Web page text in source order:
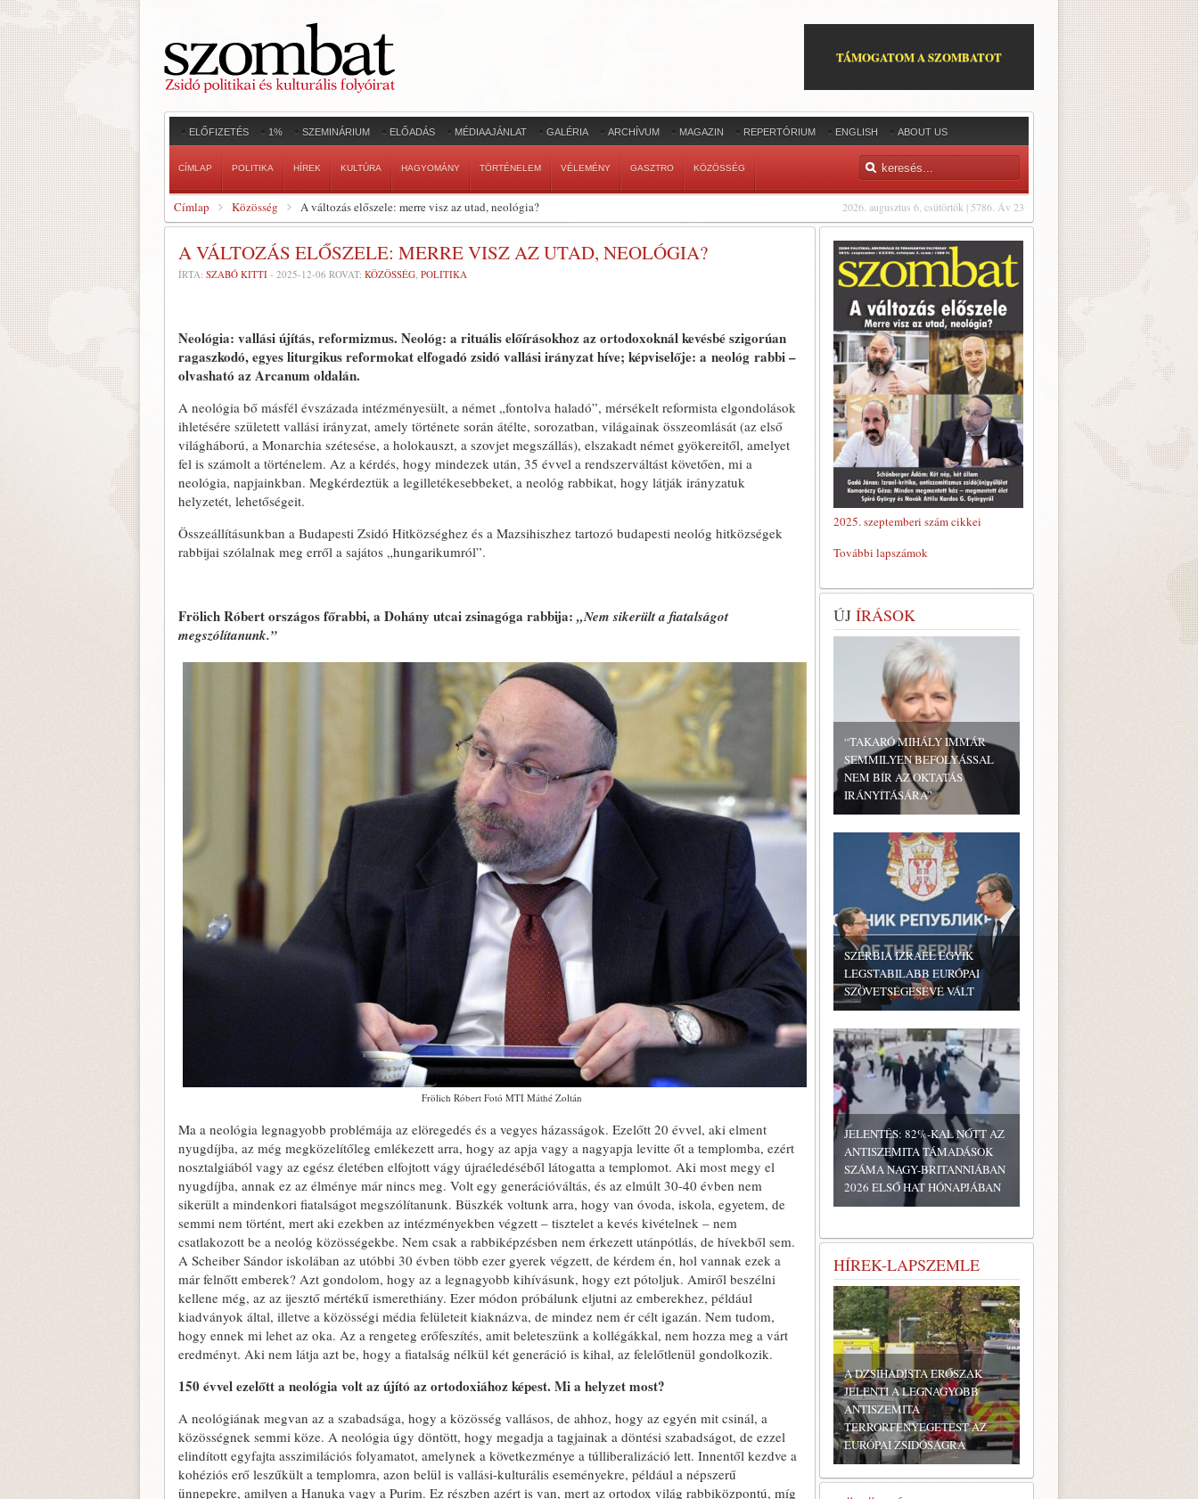
TÁMOGATOM A SZOMBATOT
ELŐFIZETÉS 1% SZEMINÁRIUM ELŐADÁS MÉDIAAJÁNLAT GALÉRIA ARCHÍVUM MAGAZIN REPERTÓRIUM ENGLISH ABOUT US
CÍMLAP POLITIKA HÍREK KULTÚRA HAGYOMÁNY TÖRTÉNELEM VÉLEMÉNY GASZTRO KÖZÖSSÉG
2026. augusztus 6, csütörtök | 5786. Áv 23
Címlap Közösség A változás előszele: merre visz az utad, neológia?
A VÁLTOZÁS ELŐSZELE: MERRE VISZ AZ UTAD, NEOLÓGIA?
ÍRTA: SZABÓ KITTI - 2025-12-06 ROVAT: KÖZÖSSÉG, POLITIKA
Neológia: vallási újítás, reformizmus. Neológ: a rituális előírásokhoz az ortodoxoknál kevésbé szigorúan
ragaszkodó, egyes liturgikus reformokat elfogadó zsidó vallási irányzat híve; képviselője: a neológ rabbi –
olvasható az Arcanum oldalán.
A neológia bő másfél évszázada intézményesült, a német „fontolva haladó”, mérsékelt reformista elgondolások
ihletésére született vallási irányzat, amely története során átélte, sorozatban, világainak összeomlását (az első
világháború, a Monarchia szétesése, a holokauszt, a szovjet megszállás), elszakadt német gyökereitől, amelyet
fel is számolt a történelem. Az a kérdés, hogy mindezek után, 35 évvel a rendszerváltást követően, mi a
neológia, napjainkban. Megkérdeztük a legilletékesebbeket, a neológ rabbikat, hogy látják irányzatuk
helyzetét, lehetőségeit.
Összeállításunkban a Budapesti Zsidó Hitközséghez és a Mazsihiszhez tartozó budapesti neológ hitközségek
rabbijai szólalnak meg erről a sajátos „hungarikumról”.
Frölich Róbert országos főrabbi, a Dohány utcai zsinagóga rabbija: „Nem sikerült a fiatalságot
megszólítanunk.”
Frölich Róbert Fotó MTI Máthé Zoltán
Ma a neológia legnagyobb problémája az elöregedés és a vegyes házasságok. Ezelőtt 20 évvel, aki elment
nyugdíjba, az még megközelítőleg emlékezett arra, hogy az apja vagy a nagyapja levitte őt a templomba, ezért
nosztalgiából vagy az egész életében elfojtott vágy újraéledéséből látogatta a templomot. Aki most megy el
nyugdíjba, annak ez az élménye már nincs meg. Volt egy generációváltás, és az elmúlt 30-40 évben nem
sikerült a mindenkori fiatalságot megszólítanunk. Büszkék voltunk arra, hogy van óvoda, iskola, egyetem, de
semmi nem történt, mert aki ezekben az intézményekben végzett – tisztelet a kevés kivételnek – nem
csatlakozott be a neológ közösségekbe. Nem csak a rabbiképzésben nem érkezett utánpótlás, de hívekből sem.
A Scheiber Sándor iskolában az utóbbi 30 évben több ezer gyerek végzett, de kérdem én, hol vannak ezek a
már felnőtt emberek? Azt gondolom, hogy az a legnagyobb kihívásunk, hogy ezt pótoljuk. Amiről beszélni
kellene még, az az ijesztő mértékű ismerethiány. Ezer módon próbálunk eljutni az emberekhez, például
kiadványok által, illetve a közösségi média felületeit kiaknázva, de mindez nem ér célt igazán. Nem tudom,
hogy ennek mi lehet az oka. Az a rengeteg erőfeszítés, amit beleteszünk a kollégákkal, nem hozza meg a várt
eredményt. Aki nem látja azt be, hogy a fiatalság nélkül két generáció is kihal, az felelőtlenül gondolkozik.
150 évvel ezelőtt a neológia volt az újító az ortodoxiához képest. Mi a helyzet most?
A neológiának megvan az a szabadsága, hogy a közösség vallásos, de ahhoz, hogy az egyén mit csinál, a
közösségnek semmi köze. A neológia úgy döntött, hogy megadja a tagjainak a döntési szabadságot, de ezzel
elindított egyfajta asszimilációs folyamatot, amelynek a következménye a túlliberalizáció lett. Innentől kezdve a
kohéziós erő leszűkült a templomra, azon belül is vallási-kulturális eseményekre, például a népszerű
ünnepekre, amilyen a Hanuka vagy a Purim. Ez részben azért is van, mert az ortodox világ rabbiközpontú, míg
2025. szeptemberi szám cikkei
További lapszámok
ÚJ ÍRÁSOK
“TAKARÓ MIHÁLY IMMÁR
SEMMILYEN BEFOLYÁSSAL
NEM BÍR AZ OKTATÁS
IRÁNYÍTÁSÁRA”
SZERBIA IZRAEL EGYIK
LEGSTABILABB EURÓPAI
SZÖVETSÉGESÉVÉ VÁLT
JELENTÉS: 82%-KAL NŐTT AZ
ANTISZEMITA TÁMADÁSOK
SZÁMA NAGY-BRITANNIÁBAN
2026 ELSŐ HAT HÓNAPJÁBAN
HÍREK-LAPSZEMLE
A DZSIHADISTA ERŐSZAK
JELENTI A LEGNAGYOBB
ANTISZEMITA
TERRORFENYEGETÉST AZ
EURÓPAI ZSIDÓSÁGRA